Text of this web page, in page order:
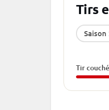
Tirs
Tir couché